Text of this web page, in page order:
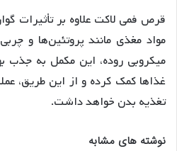
قرص فمی لاکت علاوه بر تأثیرات
مواد مغذی مانند پروتئین‌ها و
میکروبی روده، این مکمل به جذب
غذاها کمک کرده و از این طریق،
تغذیه بدن خواهد داشت.
نوشته های مشابه